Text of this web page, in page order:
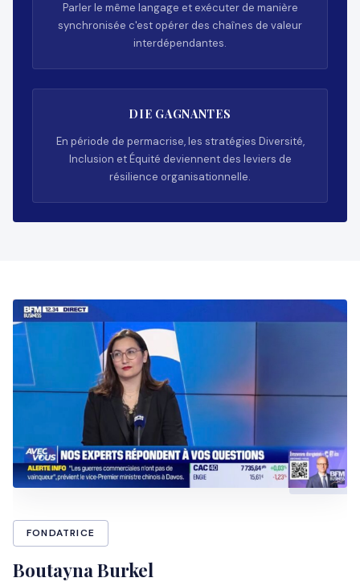
Parler le même langage et exécuter de manière
synchronisée c'est opérer des chaînes de valeur
interdépendantes.
DIE GAGNANTES
En période de permacrise, les stratégies Diversité,
Inclusion et Équité deviennent des leviers de
résilience organisationnelle.
FONDATRICE
Boutayna Burkel